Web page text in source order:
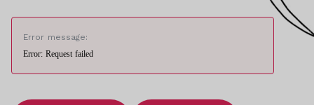
Error message:
Error: Request failed